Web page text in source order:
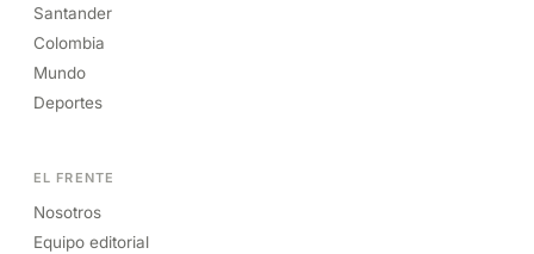
Santander
Colombia
Mundo
Deportes
EL FRENTE
Nosotros
Equipo editorial